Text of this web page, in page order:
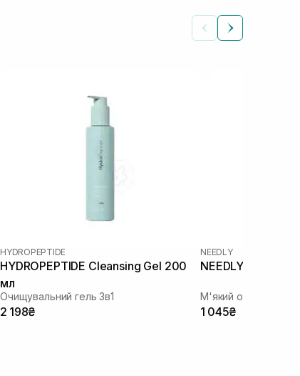
HYDROPEPTIDE
HYDROPEPTIDE Cleansing Gel 200
мл
Очищувальний гель 3в1
2 198₴
NEEDLY
NEEDLY Mild
М'який очищуючий
1 045₴